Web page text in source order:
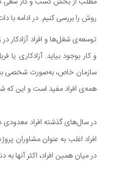
روش را بررسی کنیم. در ادامه با
توسعه‌ی شغل‌ها و افراد آزادکار
و کار بوجود بیاید. آزادکاری
سازمان خاص، به‌صورت شخصی به
همه‌ی افراد مفید است و این که
در سال‌های گذشته افراد
افراد اغلب به عنوان مشاوران
در میان همین افراد، اکثر آنها